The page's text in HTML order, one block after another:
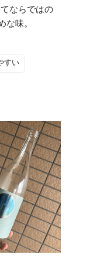
ならではの
すい